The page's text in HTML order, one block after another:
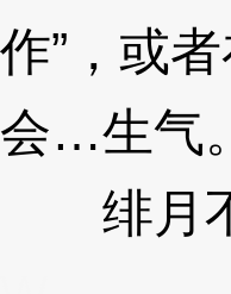
作”，或
会…生气。
绯月不